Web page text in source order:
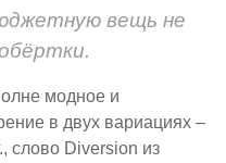
вещь не
модное и
в двух вариациях –
слово Diversion из